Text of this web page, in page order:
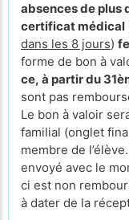
absences de plus
certificat médical
dans les 8 jours)
forme de bon à
ce, à partir du
sont pas
Le bon à valoir
familial (onglet
membre de
envoyé avec le
ci est non
à dater de la